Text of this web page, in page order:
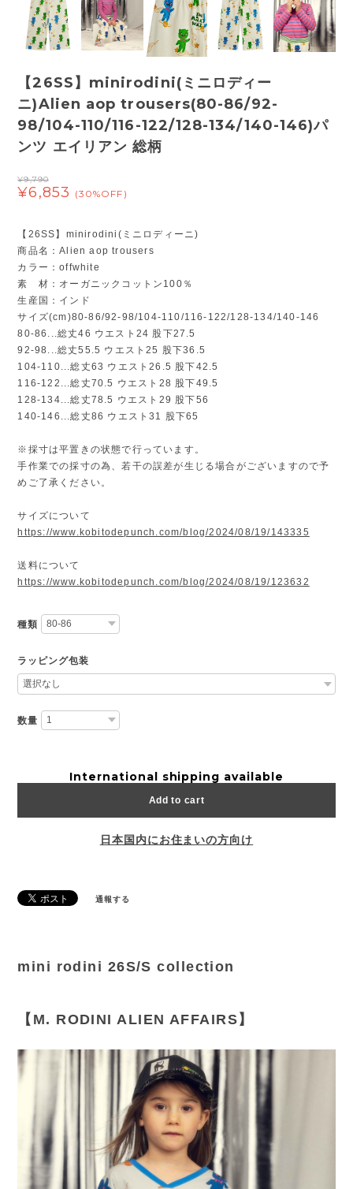
【26SS】minirodini(ミニロディー
ニ)Alien aop trousers(80-86/92-
98/104-110/116-122/128-134/140-146)パ
ンツ エイリアン 総柄
¥9,790
¥6,853 (30%OFF)
【26SS】minirodini(ミニロディーニ)
商品名：Alien aop trousers
カラー：offwhite
素 材：オーガニックコットン100％
生産国：インド
サイズ(cm)80-86/92-98/104-110/116-122/128-134/140-146
80-86...総丈46 ウエスト24 股下27.5
92-98...総丈55.5 ウエスト25 股下36.5
104-110...総丈63 ウエスト26.5 股下42.5
116-122...総丈70.5 ウエスト28 股下49.5
128-134...総丈78.5 ウエスト29 股下56
140-146...総丈86 ウエスト31 股下65
※採寸は平置きの状態で行っています。
手作業での採寸の為、若干の誤差が生じる場合がございますので予
めご了承ください。
サイズについて
https://www.kobitodepunch.com/blog/2024/08/19/143335
送料について
https://www.kobitodepunch.com/blog/2024/08/19/123632
種類
ラッピング包装
数量
International shipping available
Add to cart
日本国内にお住まいの方向け
通報する
mini rodini 26S/S collection
【M. RODINI ALIEN AFFAIRS】